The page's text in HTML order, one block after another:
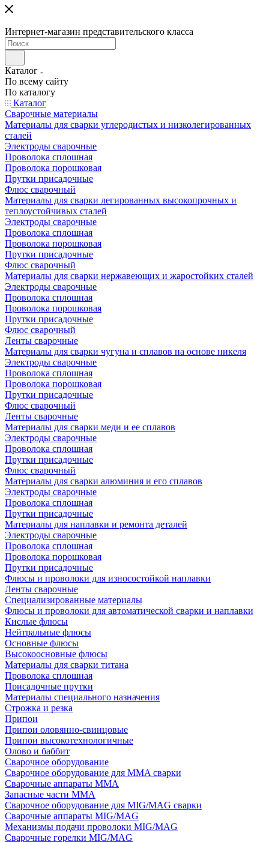
Интернет-магазин представительского класса
Каталог
По всему сайту
По каталогу
Каталог
Сварочные материалы
Материалы для сварки углеродистых и низколегированных
сталей
Электроды сварочные
Проволока сплошная
Проволока порошковая
Прутки присадочные
Флюс сварочный
Материалы для сварки легированных высокопрочных и
теплоустойчивых сталей
Электроды сварочные
Проволока сплошная
Проволока порошковая
Прутки присадочные
Флюс сварочный
Материалы для сварки нержавеющих и жаростойких сталей
Электроды сварочные
Проволока сплошная
Проволока порошковая
Прутки присадочные
Флюс сварочный
Ленты сварочные
Материалы для сварки чугуна и сплавов на основе никеля
Электроды сварочные
Проволока сплошная
Проволока порошковая
Прутки присадочные
Флюс сварочный
Ленты сварочные
Материалы для сварки меди и ее сплавов
Электроды сварочные
Проволока сплошная
Прутки присадочные
Флюс сварочный
Материалы для сварки алюминия и его сплавов
Электроды сварочные
Проволока сплошная
Прутки присадочные
Материалы для наплавки и ремонта деталей
Электроды сварочные
Проволока сплошная
Проволока порошковая
Прутки присадочные
Флюсы и проволоки для износостойкой наплавки
Ленты сварочные
Специализированные материалы
Флюсы и проволоки для автоматической сварки и наплавки
Кислые флюсы
Нейтральные флюсы
Основные флюсы
Высокоосновные флюсы
Материалы для сварки титана
Проволока сплошная
Присадочные прутки
Материалы специального назначения
Строжка и резка
Припои
Припои оловянно-свинцовые
Припои высокотехнологичные
Олово и баббит
Сварочное оборудование
Сварочное оборудование для MMA сварки
Сварочные аппараты MMA
Запасные части MMA
Сварочное оборудование для MIG/MAG сварки
Сварочные аппараты MIG/MAG
Механизмы подачи проволоки MIG/MAG
Сварочные горелки MIG/MAG